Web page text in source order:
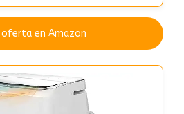
oferta en Amazon